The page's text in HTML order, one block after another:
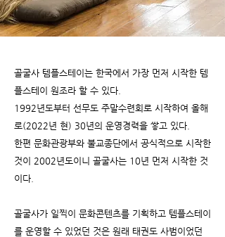
골굴사 템플스테이는 한국에서 가장 먼저 시작한 템
플스테이 원조라 할 수 있다.
1992년도부터 선무도 주말수련회로 시작하여 올해
로(2022년 현) 30년의 운영경력을 쌓고 있다.
한편 문화관광부와 불교종단에서 공식적으로 시작한
것이 2002년도이니 골굴사는 10년 먼저 시작한 것
이다.
골굴사가 일찍이 문화콘텐츠를 기획하고 템플스테이
를 운영할 수 있었던 것은 원래 태권도 사범이었던